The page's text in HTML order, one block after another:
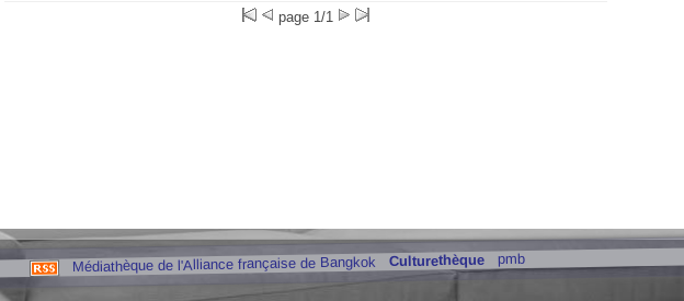
page 1/1
Médiathèque de l'Alliance française de Bangkok Culturethèque pmb